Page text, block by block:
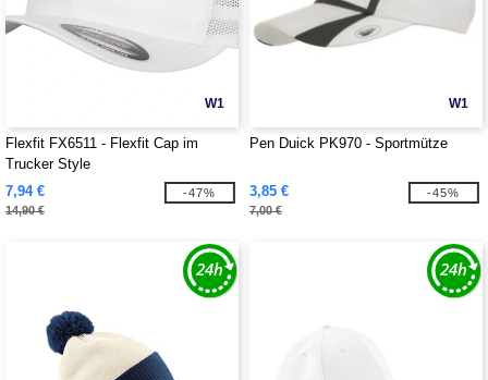
W1
Flexfit FX6511 - Flexfit Cap im
Trucker Style
7,94 €
14,90 €
-47%
W1
Pen Duick PK970 - Sportmütze
3,85 €
7,00 €
-45%